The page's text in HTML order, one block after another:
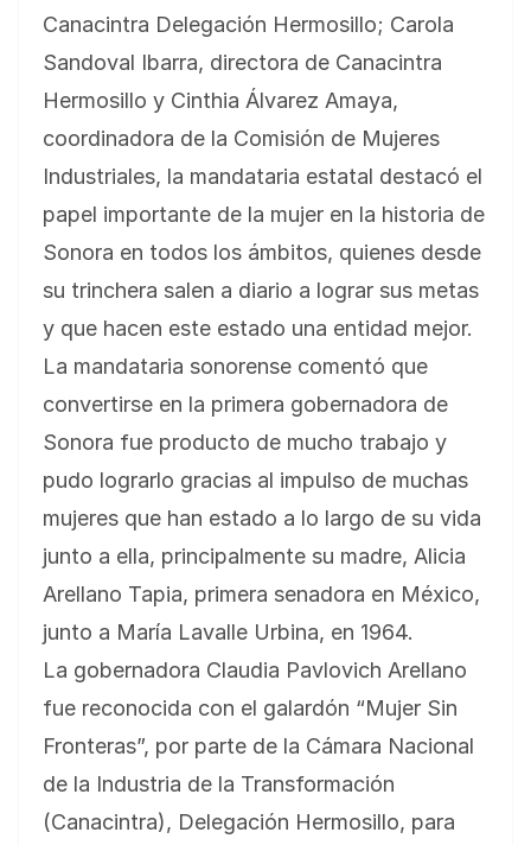
Canacintra Delegación Hermosillo; Carola
Sandoval Ibarra, directora de Canacintra
Hermosillo y Cinthia Álvarez Amaya,
coordinadora de la Comisión de Mujeres
Industriales, la mandataria estatal destacó el
papel importante de la mujer en la historia de
Sonora en todos los ámbitos, quienes desde
su trinchera salen a diario a lograr sus metas
y que hacen este estado una entidad mejor.
La mandataria sonorense comentó que
convertirse en la primera gobernadora de
Sonora fue producto de mucho trabajo y
pudo lograrlo gracias al impulso de muchas
mujeres que han estado a lo largo de su vida
junto a ella, principalmente su madre, Alicia
Arellano Tapia, primera senadora en México,
junto a María Lavalle Urbina, en 1964.
La gobernadora Claudia Pavlovich Arellano
fue reconocida con el galardón “Mujer Sin
Fronteras”, por parte de la Cámara Nacional
de la Industria de la Transformación
(Canacintra), Delegación Hermosillo, para